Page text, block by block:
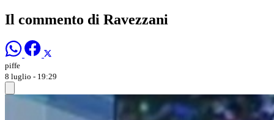
Il commento di Ravezzani
piffe
8 luglio - 19:29